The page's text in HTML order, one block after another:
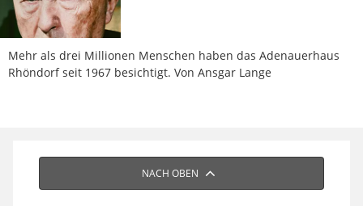
Mehr als drei Millionen Menschen haben das Adenauerhaus
Rhöndorf seit 1967 besichtigt. Von Ansgar Lange
NACH OBEN